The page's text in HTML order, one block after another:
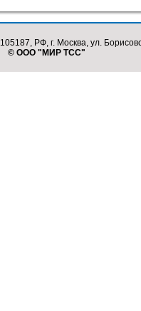
105187, РФ, г. Москва, ул.
© ООО "МИР ТСС"